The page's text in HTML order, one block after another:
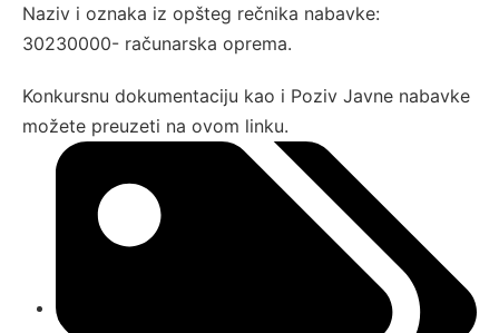
Naziv i oznaka iz opšteg rečnika nabavke:
30230000- računarska oprema.
Konkursnu dokumentaciju kao i Poziv Javne nabavke
možete preuzeti na ovom linku.